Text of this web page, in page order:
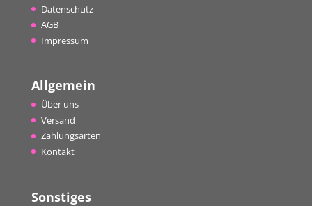
Datenschutz
AGB
Impressum
Allgemein
Über uns
Versand
Zahlungsarten
Kontakt
Sonstiges